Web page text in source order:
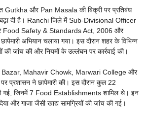
और Pan Masala की बिक्री पर प्रतिबंध
दी है। Ranchi जिले में Sub-Divisional Officer
Food Safety & Standards Act, 2006 और
अभियान चलाया गया। इस दौरान शहर के विभिन्न
की जांच की और नियमों के उल्लंघन पर कार्रवाई की।
Bazar, Mahavir Chowk, Marwari College और
प्रशासन ने छापेमारी की। इस दौरान कुल 22
गई, जिनमें 7 Food Establishments शामिल थे। इन
और गाजा जैसी खाद्य सामग्रियों की जांच की गई।